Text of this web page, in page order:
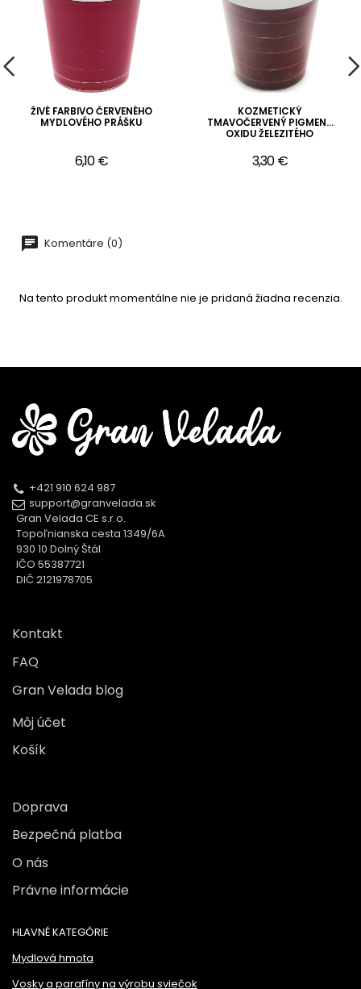
ŽIVÉ FARBIVO ČERVENÉHO
MYDLOVÉHO PRÁŠKU
6,10 €
KOZMETICKÝ
TMAVOČERVENÝ PIGMENT
OXIDU ŽELEZITÉHO
3,30 €
Komentáre (0)
Na tento produkt momentálne nie je pridaná žiadna recenzia.
+421 910 624 987
support@granvelada.sk
Gran Velada CE s.r.o.
Topoľnianska cesta 1349/6A
930 10 Dolný Štál
IČO 55387721
DIČ 2121978705
Kontakt
FAQ
Gran Velada blog
Môj účet
Košík
Doprava
Bezpečná platba
O nás
Právne informácie
HLAVNÉ KATEGÓRIE
Mydlová hmota
Vosky a parafíny na výrobu sviečok